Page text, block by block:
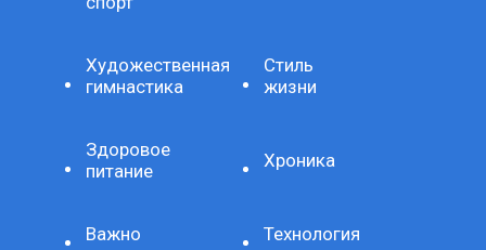
Художественная
гимнастика
Стиль
жизни
Здоровое
питание
Хроника
Важно Технология